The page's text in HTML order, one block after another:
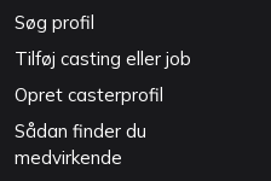
Søg profil
Tilføj casting eller job
Opret casterprofil
Sådan finder du
medvirkende